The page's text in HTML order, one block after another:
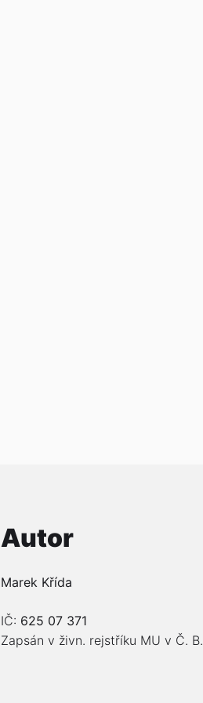
Autor
Marek Křída
IČ: 625 07 371
Zapsán v živn. rejstříku MU v Č. B.